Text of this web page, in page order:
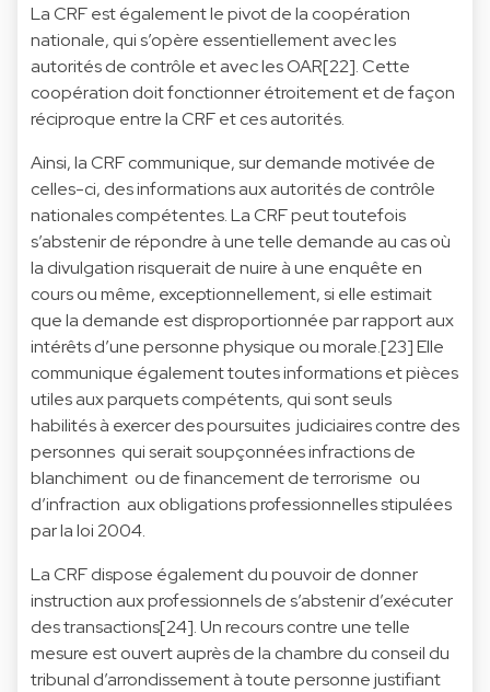
La CRF est également le pivot de la coopération
nationale, qui s’opère essentiellement avec les
autorités de contrôle et avec les OAR[22]. Cette
coopération doit fonctionner étroitement et de façon
réciproque entre la CRF et ces autorités.
Ainsi, la CRF communique, sur demande motivée de
celles-ci, des informations aux autorités de contrôle
nationales compétentes. La CRF peut toutefois
s’abstenir de répondre à une telle demande au cas où
la divulgation risquerait de nuire à une enquête en
cours ou même, exceptionnellement, si elle estimait
que la demande est disproportionnée par rapport aux
intérêts d’une personne physique ou morale.[23] Elle
communique également toutes informations et pièces
utiles aux parquets compétents, qui sont seuls
habilités à exercer des poursuites judiciaires contre des
personnes qui serait soupçonnées infractions de
blanchiment ou de financement de terrorisme ou
d’infraction aux obligations professionnelles stipulées
par la loi 2004.
La CRF dispose également du pouvoir de donner
instruction aux professionnels de s’abstenir d’exécuter
des transactions[24]. Un recours contre une telle
mesure est ouvert auprès de la chambre du conseil du
tribunal d’arrondissement à toute personne justifiant